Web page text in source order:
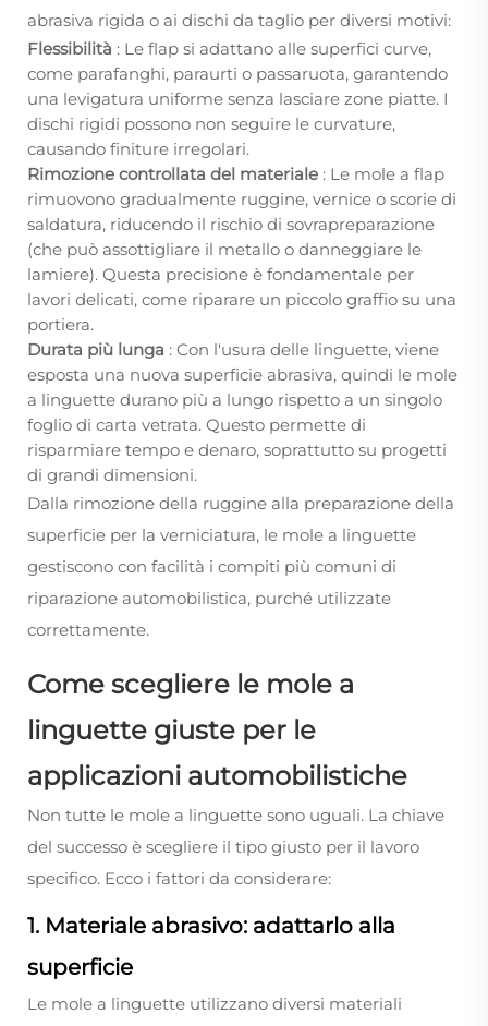
abrasiva rigida o ai dischi da taglio per diversi motivi:
Flessibilità : Le flap si adattano alle superfici curve,
come parafanghi, paraurti o passaruota, garantendo
una levigatura uniforme senza lasciare zone piatte. I
dischi rigidi possono non seguire le curvature,
causando finiture irregolari.
Rimozione controllata del materiale : Le mole a flap
rimuovono gradualmente ruggine, vernice o scorie di
saldatura, riducendo il rischio di sovrapreparazione
(che può assottigliare il metallo o danneggiare le
lamiere). Questa precisione è fondamentale per
lavori delicati, come riparare un piccolo graffio su una
portiera.
Durata più lunga : Con l'usura delle linguette, viene
esposta una nuova superficie abrasiva, quindi le mole
a linguette durano più a lungo rispetto a un singolo
foglio di carta vetrata. Questo permette di
risparmiare tempo e denaro, soprattutto su progetti
di grandi dimensioni.
Dalla rimozione della ruggine alla preparazione della
superficie per la verniciatura, le mole a linguette
gestiscono con facilità i compiti più comuni di
riparazione automobilistica, purché utilizzate
correttamente.
Come scegliere le mole a
linguette giuste per le
applicazioni automobilistiche
Non tutte le mole a linguette sono uguali. La chiave
del successo è scegliere il tipo giusto per il lavoro
specifico. Ecco i fattori da considerare:
1. Materiale abrasivo: adattarlo alla
superficie
Le mole a linguette utilizzano diversi materiali